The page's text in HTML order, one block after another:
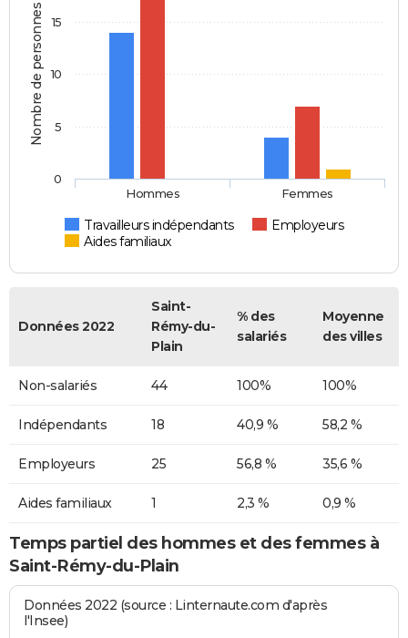
Nombre de personnes
Travailleurs indépendants
Employeurs
Aides familiaux
Hommes Femmes
0
5
10
15
Données 2022
Saint-
Rémy-du-
Plain
% des
salariés
Moyenne
des villes
Non-salariés 44 100% 100%
Indépendants 18 40,9 % 58,2 %
Employeurs 25 56,8 % 35,6 %
Aides familiaux 1 2,3 % 0,9 %
Temps partiel des hommes et des femmes à
Saint-Rémy-du-Plain
Données 2022 (source : Linternaute.com d'après
l'Insee)